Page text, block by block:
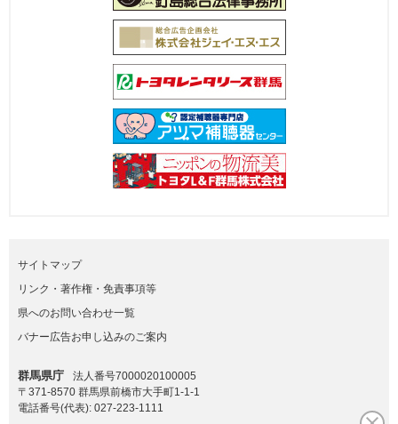
サイトマップ
リンク・著作権・免責事項等
県へのお問い合わせ一覧
バナー広告お申し込みのご案内
群馬県庁
法人番号7000020100005
〒371-8570 群馬県前橋市大手町1-1-1
電話番号(代表): 027-223-1111